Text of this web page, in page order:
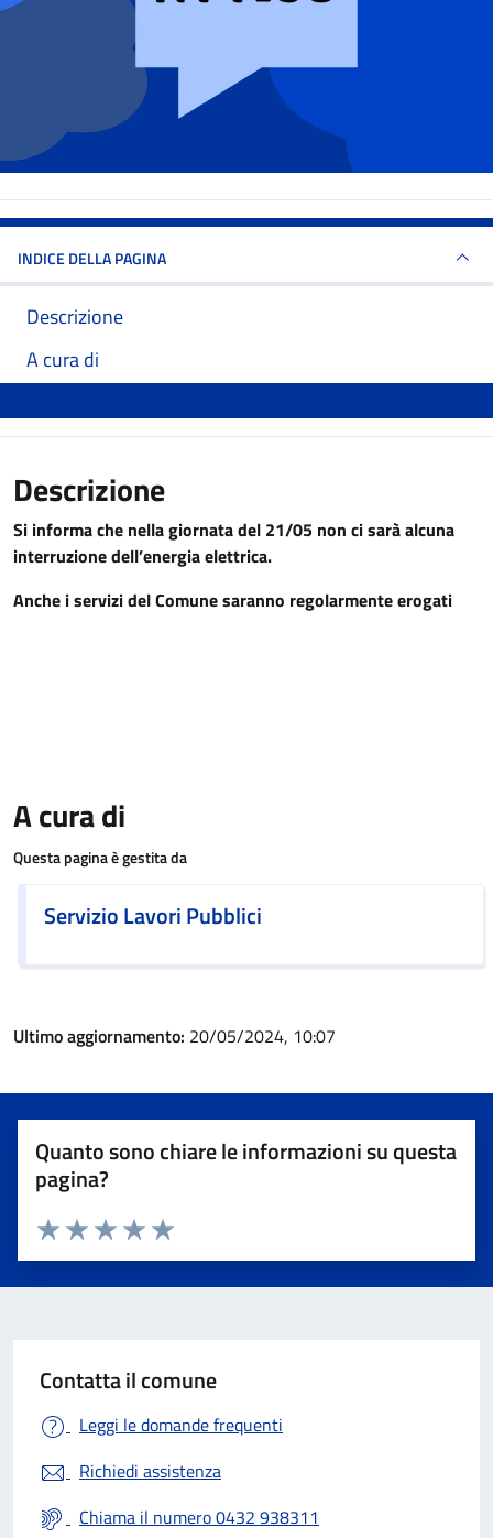
INDICE DELLA PAGINA
Descrizione
A cura di
Descrizione
Si informa che nella giornata del 21/05 non ci sarà alcuna
interruzione dell’energia elettrica.
Anche i servizi del Comune saranno regolarmente erogati
A cura di
Questa pagina è gestita da
Servizio Lavori Pubblici
Ultimo aggiornamento: 20/05/2024, 10:07
Quanto sono chiare le informazioni su questa
pagina?
Valuta 5 stelle su 5
Valuta 4 stelle su 5
Valuta 3 stelle su 5
Valuta 2 stelle su 5
Valuta 1 stelle su 5
Contatta il comune
Leggi le domande frequenti
Richiedi assistenza
Chiama il numero 0432 938311